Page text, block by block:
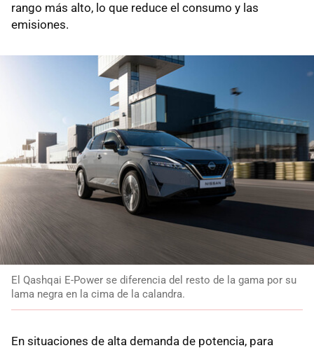
rango más alto, lo que reduce el consumo y las
emisiones.
El Qashqai E-Power se diferencia del resto de la gama por su
lama negra en la cima de la calandra.
En situaciones de alta demanda de potencia, para